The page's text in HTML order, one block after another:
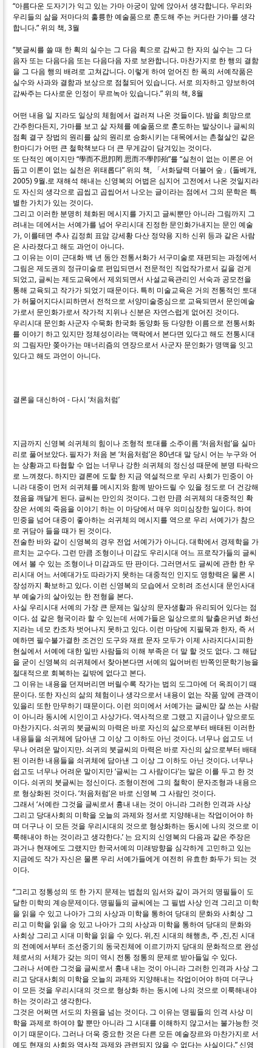
“아름다운 도자기가 익고 있는 가마 아궁이 앞에 앉아서 생각합니다. 우리와
우리들의 삶을 저마다의 훌륭한 예술품으로 훈도해 주는 커다란 가마를 생각
합니다.” 위의 책, 3월
“붓글씨를 쓸 때 한 획의 실수는 그 다음 획으로 감싸고 한 자의 실수는 그 다
음자 또는 다음다음 또는 다음다음 자로 보완합니다. 마찬가지로 한 행의 결함
을 그 다음 행의 배려로 고쳐갑니다. 이렇게 하여 얻어진 한 폭의 서예작품은
실수와 사과와 결함과 보상으로 점철되어 있습니다. 서로 의자하고 양보하여
감싸주는 다사로운 인정이 무르녹아 있습니다.” 위의 책, 8월
어떤 내용 일 지라도 일상의 체험에서 걸러져 나온 것들이다. 밤을 희망으로
간주한다든지, 가마를 보고 삶 자체를 예술품으로 훈도하는 발상이나 글씨의
점획 결구 장법의 원리를 삶의 원리로 승화시키는 대목에서는 촌철살인 같은
한마디가 어떤 큰 철학책보다 더 큰 무게감이 담겨있는 것이다.
또 단적인 예이지만 “學而不思卽罔 思而不學卽殆”를 “실천이 없는 이론은 어
둡고 이론이 없는 실천은 위태롭다” 위의 책, 「서화달력 더불어 숲」(돌베개,
2005) 9월.로 재해석 해내는 신영복의 어법은 심지어 고전에서 나온 것일지라
도 자신의 생각으로 곱씹고 곱씹어서 나오는 글이라는 점에서 그의 문학은 특
별한 가치가 있는 것이다.
그리고 이러한 분명히 체화된 메시지를 가지고 글씨뿐만 아니라 그림까지 그
려내는 데에서는 서예가를 넘어 우리시대 진정한 문인화가내지는 문인 예술
가, 이를테면 추사 김정희 표암 강세황 다산 정약용 지하 신위 등과 같은 사람
은 사라졌다고 해도 과언이 아니다.
그 이유는 이미 근대화 백 년 동안 전통서화가 서구미술로 재편되는 과정에서
그림은 제도권의 정규미술로 편입되면서 전문적인 직업작가로서 길을 걷게
되었고, 글씨는 제도교육에서 제외되면서 사설교육관리인 서숙과 공모전을
통해 교육되고 작가가 되었기 때문이다. 특히 미술교육은 거의 전통적인 토대
가 허물어지다시피하면서 전적으로 서양미술중심으로 교육되면서 문인예술
가로서 문인화가로서 작가적 지위나 신분은 자연스럽게 없어진 것이다.
우리시대 문인화 사군자 수묵화 한국화 동양화 등 다양한 이름으로 전통서화
를 이야기 하고 있지만 정체성이라는 맥락에서 본다면 있다고 해도 전통시대
의 그림자만 쫒아가는 매너리즘의 연장으로서 사군자 문인화가 명맥을 잇고
있다고 해도 과언이 아니다.
결론을 대신하여 - 다시 ‘처음처럼’
지금까지 신영복 쇠귀체의 힘이나 조형적 토대를 소주이름 ‘처음처럼’을 실마
리로 풀어보았다. 필자가 처음 본 ‘처음처럼’은 80년대 말 당시 어는 누구와 어
는 상황과고 타협할 수 업는 너무나 강한 쇠귀체의 정신성 때문에 분명 타락으
로 느껴졌다. 하지만 결론에 도할 한 지금 역설적으로 우리 사회가 민중이 아
니라 대중이 먼저 쇠귀체를 메시지와 함께 받아드릴 수 있을 정도로 더 건강해
졌음을 깨달게 된다. 글씨는 만인의 것이다. 그런 만큼 쇠귀체의 대중적인 확
장은 서예의 죽음을 이야기 하는 이 마당에서 매우 의미심장한 일이다. 하여
민중을 넘어 대중이 좋아하는 쇠귀체의 메시지를 역으로 우리 서예가가 참으
로 귀담아 들을 때가 된 것이다.
전술한 바와 같이 신영복의 경우 전업 서예가가 아니다. 대학에서 경제학을 가
르치는 교수다. 그런 만큼 조형이나 미감도 우리시대 여느 프로작가들의 글씨
에서 볼 수 있는 조형이나 미감과도 딴 판이다. 그러면서도 글씨에 관한 한 우
리시대 어느 서예대가도 따라가지 못하는 대중적인 인지도 영향력은 물론 시
장성까지 확보하고 있다. 이런 신영복의 모습에서 오히려 조선시대 문인사대
부 예술가의 살아있는 한 전형을 본다.
사실 우리시대 서예의 가장 큰 문제는 일상의 문자생활과 유리되어 있다는 점
이다. 섬 같은 형국이라 할 수 있는데 서예가들은 일상으로의 탈출은커녕 화선
지라는 네모 칸조차 벗어나지 못하고 있다. 이런 마당에 지필묵과 한자, 즉 서
예하면 필수불가결한 조건인 도구와 재료 문자 모두가 이제 사라지다시피한
현실에서 서예에 대한 일반 사람들의 이해 부족은 더 말 할 것도 없다. 그 해답
을 굳이 신영복의 쇠귀체에서 찾아본다면 서예의 잃어버린 반쪽인문학기능을
절대적으로 회복하는 길밖에 없다고 본다.
그 이유는 내용을 던져버리면 버릴수록 작가는 법의 도그마에 더 옥죄이기 때
문이다. 또한 자신의 삶의 체험이나 생각으로서 내용이 없는 작품 앞에 관객이
있을리 또한 만무하기 때문이다. 이런 의미에서 서예가는 글씨만 잘 쓰는 사람
이 아니라 동시에 시인이고 사상가다. 역사적으로 그랬고 지금이나 앞으로도
마찬가지다. 쇠귀의 붓글씨의 마력은 바로 자신의 삶으로부터 배태된 이러한
내용들을 쇠귀체에 담아낸 그 이상 그 이하도 아닌 것이다. 너무나 쉽고도 너
무나 어려운 말이지만. 쇠귀의 붓글씨의 마력은 바로 자신의 삶으로부터 배태
된 이러한 내용들을 쇠귀체에 담아낸 그 이상 그 이하도 아닌 것이다. 너무나
쉽고도 너무나 어려운 말이지만 ‘글씨는 그 사람이다’는 말은 이를 두고 한 것
이다. 쇠귀의 붓글씨는 정신이다. 조형이전에 그의 철학이 문자조형과 내용으
로 형상화된 것이다. ‘처음처럼’은 바로 신영복 그 사람인 것이다.
그래서 ‘서예란 그것을 글씨로서 흉내 내는 것이 아니라 그러한 인격과 사상
그리고 당대사회의 미학을 오늘의 과제와 정서로 지양해내는 작업이어야 하
며 더구나 이 모든 것을 우리시대의 것으로 형상화하는 동시에 나의 것으로 이
룩해내야 하는 것이라고 생각한다.’ 는 요지의 신영복의 다음과 같은 주장은
과거나 현재에도 그랬지만 한국서예의 미래방향을 심각하게 고민하고 있는
지금에도 작가 자신은 물론 우리 서예가들에게 여전히 유효한 화두가 되는 것
이다.
“그리고 정통성의 또 한 가지 문제는 법첩의 임서와 같이 과거의 명필들이 도
달한 미학의 계승문제이다. 명필들의 글씨에는 그 필법 사상 인격 그리고 미학
을 읽을 수 있고 나아가 그의 사상과 미학을 통하여 당대의 문화와 사회상 그
리고 미학을 읽을 숭 있고 나아가 그의 사상과 미학을 통하여 당대의 문화와
사회상 그리고 시대 미학을 읽을 수 있다. 위,진 시대의 해행초, 주 ,진,진 시대
의 전예에서부터 조선중기의 동국진체에 이르기까지 당대의 문화적으로 완성
체로서의 서체가 갖는 의미 역시 전통 정통의 문제로 받아들일 수 있다.
그러나 서예란 그것을 글씨로서 흉내 내는 것이 아니라 그러한 인격과 사상 그
리고 당대사회의 미학을 오늘의 과제와 지양해내는 작업이어야 하며 더구나
이 모든 것을 우리시대의 것으로 형상화 하는 동시에 나의 것으로 이룩해내야
하는 것이라고 생각한다.
그것은 어쩌면 서도의 차원을 넘는 것이다. 그 이유는 명필들의 인격 사상 미
학을 과제로 하여야 할 뿐만 아니라 그 시대를 이해하지 않고서는 불가능한 것
이기 때문이다. 그러나 더욱 중요한 것은 다른 모든 예술장르와 마찬가지로 서
예도 현재의 사회와 역사적 과제와 관련되지 않을 수 없다는 사실이다.” 신영